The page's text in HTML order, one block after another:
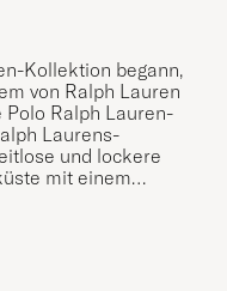
Kollektion begann,
von Ralph Lauren
Polo Ralph Lauren-
Laurens-
und lockere
mit einem